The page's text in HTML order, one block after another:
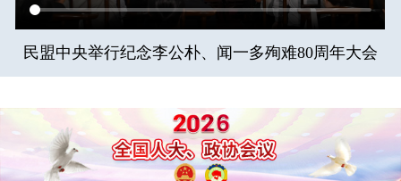
民盟中央举行纪念李公朴、闻一多殉难80周年大会